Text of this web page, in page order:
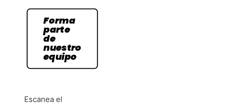
Forma
parte
de
nuestro
equipo
Escanea el